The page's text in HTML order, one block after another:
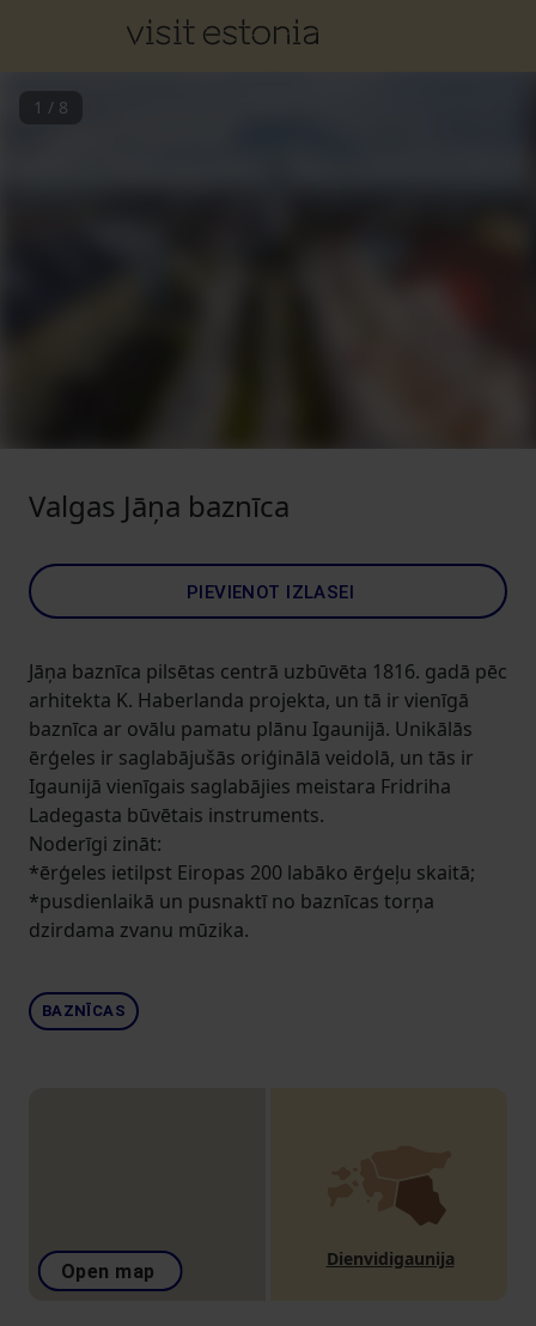
1 / 8
Valgas Jāņa baznīca
PIEVIENOT IZLASEI
Jāņa baznīca pilsētas centrā uzbūvēta 1816. gadā pēc
arhitekta K. Haberlanda projekta, un tā ir vienīgā
baznīca ar ovālu pamatu plānu Igaunijā. Unikālās
ērģeles ir saglabājušās oriģinālā veidolā, un tās ir
Igaunijā vienīgais saglabājies meistara Fridriha
Ladegasta būvētais instruments.
Noderīgi zināt:
*ērģeles ietilpst Eiropas 200 labāko ērģeļu skaitā;
*pusdienlaikā un pusnaktī no baznīcas torņa
dzirdama zvanu mūzika.
BAZNĪCAS
Open map
Dienvidigaunija